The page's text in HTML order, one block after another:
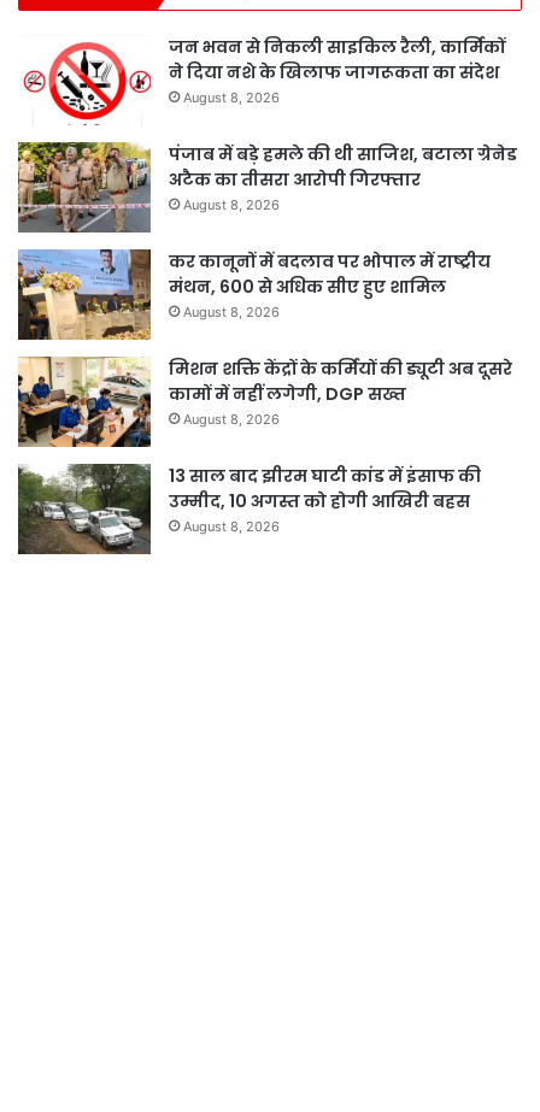
जन भवन से निकली साइकिल रैली, कार्मिकों
ने दिया नशे के खिलाफ जागरूकता का संदेश
August 8, 2026
पंजाब में बड़े हमले की थी साजिश, बटाला ग्रेनेड
अटैक का तीसरा आरोपी गिरफ्तार
August 8, 2026
कर कानूनों में बदलाव पर भोपाल में राष्ट्रीय
मंथन, 600 से अधिक सीए हुए शामिल
August 8, 2026
मिशन शक्ति केंद्रों के कर्मियों की ड्यूटी अब दूसरे
कामों में नहीं लगेगी, DGP सख्त
August 8, 2026
13 साल बाद झीरम घाटी कांड में इंसाफ की
उम्मीद, 10 अगस्त को होगी आखिरी बहस
August 8, 2026